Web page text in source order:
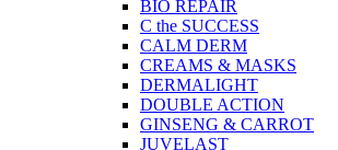
BIO REPAIR
C the SUCCESS
CALM DERM
CREAMS & MASKS
DERMALIGHT
DOUBLE ACTION
GINSENG & CARROT
JUVELAST